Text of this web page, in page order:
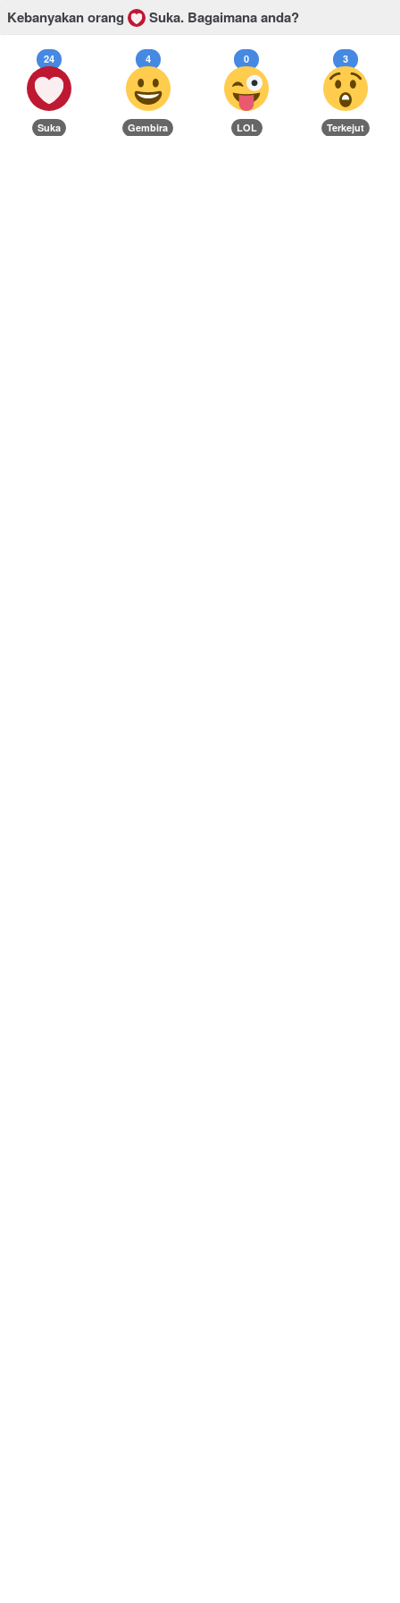
Kebanyakan orang Suka. Bagaimana anda?
24
Suka
4
Gembira
0
LOL
3
Terkejut